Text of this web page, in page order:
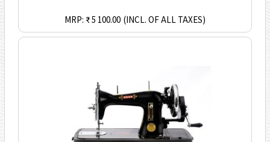
MRP: ₹ 5 100.00 (INCL. OF ALL TAXES)